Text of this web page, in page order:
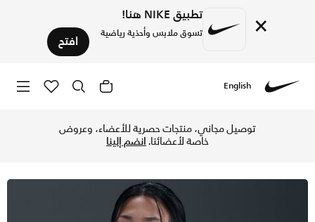
× تطبيق NIKE هنا!
تسوق ملابس وأحذية رياضية افتح
English
توصيل مجاني، منتجات حصرية للأعضاء، وعروض
خاصة لأعضائنا.انضم إلينا